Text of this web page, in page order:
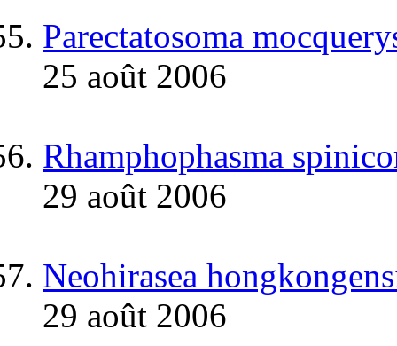
Parectatosoma
25 août 2006
Rhamphophasma
29 août 2006
Neohirasea
29 août 2006